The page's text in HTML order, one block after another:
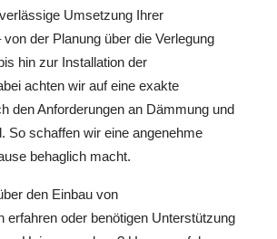
Umsetzung Ihrer
der Planung über die Verlegung
hin zur Installation der
achten wir auf eine exakte
den Anforderungen an Dämmung und
So schaffen wir eine angenehme
behaglich macht.
den Einbau von
erfahren oder benötigen Unterstützung